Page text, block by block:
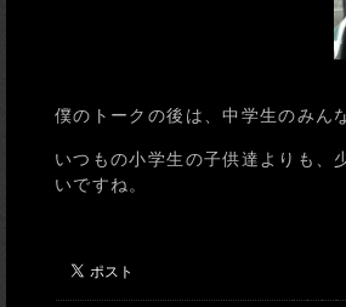
僕のトークの後は、中学生のみん
いつもの小学生の子供達よりも、
いですね。